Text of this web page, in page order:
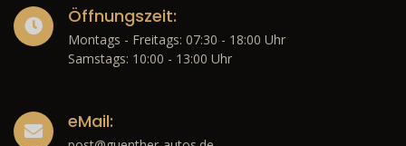
Öffnungszeit:
Montags - Freitags: 07:30 - 18:00 Uhr
Samstags: 10:00 - 13:00 Uhr
eMail: